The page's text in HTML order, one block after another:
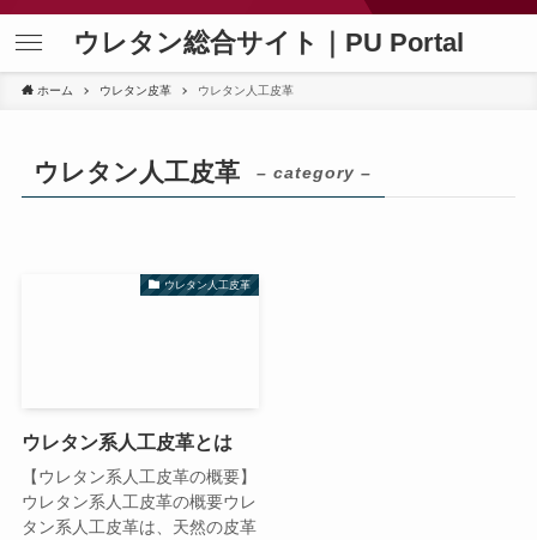
ウレタン総合サイト｜PU Portal
ホーム ウレタン皮革 ウレタン人工皮革
ウレタン人工皮革 – category –
ウレタン人工皮革
ウレタン系人工皮革とは
【ウレタン系人工皮革の概要】
ウレタン系人工皮革の概要ウレ
タン系人工皮革は、天然の皮革